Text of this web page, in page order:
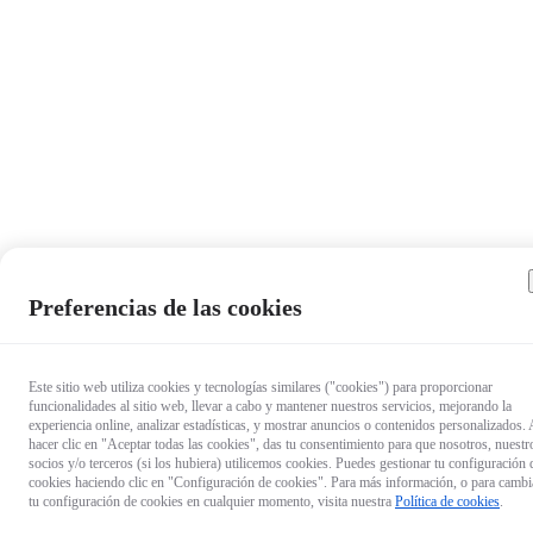
Preferencias de las cookies
Este sitio web utiliza cookies y tecnologías similares ("cookies") para proporcionar
funcionalidades al sitio web, llevar a cabo y mantener nuestros servicios, mejorando la
experiencia online, analizar estadísticas, y mostrar anuncios o contenidos personalizados.
hacer clic en "Aceptar todas las cookies", das tu consentimiento para que nosotros,
socios y/o terceros (si los hubiera) utilicemos cookies. Puedes gestionar tu configuración
cookies haciendo clic en "Configuración de cookies". Para más información, o para
tu configuración de cookies en cualquier momento, visita nuestra Política de cookies.
sobre
Chatea